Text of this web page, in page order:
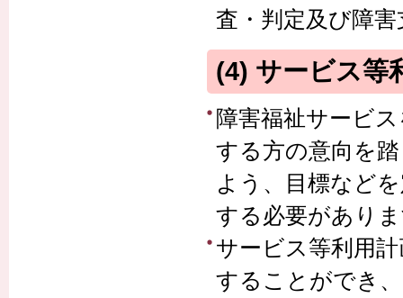
査・判定及び障
(4) サービス等
障害福祉サービ
する方の意向を
よう、目標など
する必要があり
サービス等利用
することができ